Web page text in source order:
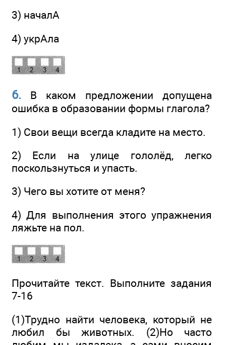
3) началА
4) укрАла
6. В каком предложении допущена
ошибка в образовании формы глагола?
1) Свои вещи всегда кладите на место.
2) Если на улице гололёд, легко
поскользнуться и упасть.
3) Чего вы хотите от меня?
4) Для выполнения этого упражнения
ляжьте на пол.
Прочитайте текст. Выполните задания
7-16
(1)Трудно найти человека, который не
любил бы животных. (2)Но часто